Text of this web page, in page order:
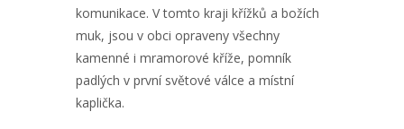
komunikace. V tomto kraji křížků a božích
muk, jsou v obci opraveny všechny
kamenné i mramorové kříže, pomník
padlých v první světové válce a místní
kaplička.